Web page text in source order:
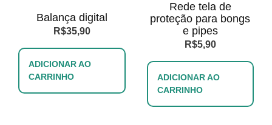
Balança digital
R$35,90
ADICIONAR AO
CARRINHO
Rede tela de
proteção para bongs
e pipes
R$5,90
ADICIONAR AO
CARRINHO